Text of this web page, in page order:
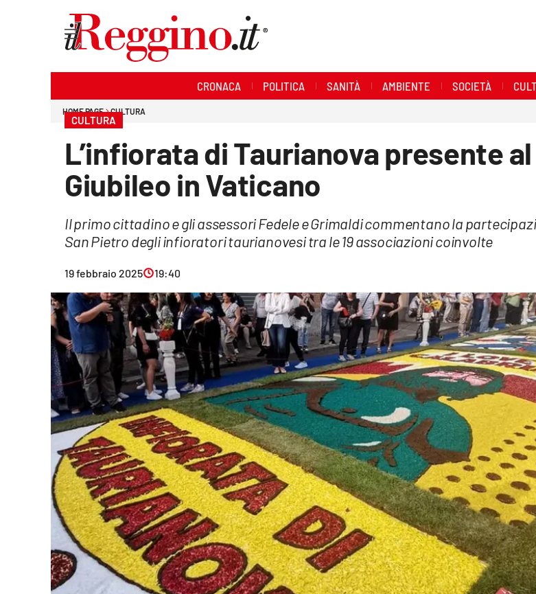
Streaming
Lac Network
CRONACA POLITICA SANITÀ AMBIENTE SOCIETÀ
HOME PAGE CULTURA
CULTURA
L’infiorata di Taurianova presente al
Giubileo in Vaticano
Il primo cittadino e gli assessori Fedele e Grimaldi commentano la
San Pietro degli infioratori taurianovesi tra le 19 associazioni coinvolte
19 febbraio 2025 19:40